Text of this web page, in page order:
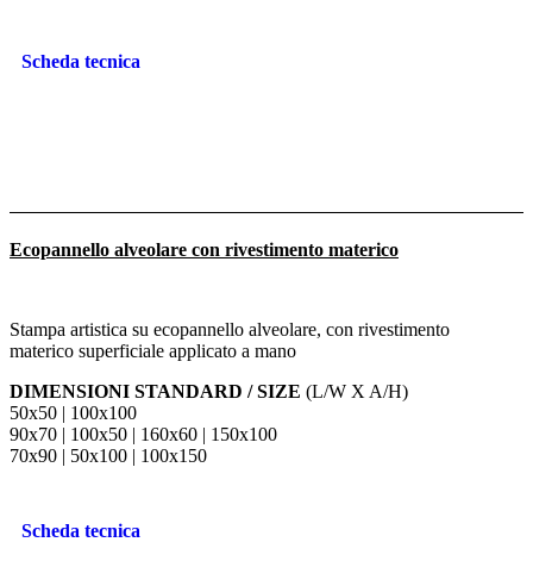
Scheda tecnica
Ecopannello alveolare con rivestimento materico
Stampa artistica su ecopannello alveolare, con rivestimento
materico superficiale applicato a mano
DIMENSIONI STANDARD / SIZE (L/W X A/H)
50x50 | 100x100
90x70 | 100x50 | 160x60 | 150x100
70x90 | 50x100 | 100x150
Scheda tecnica